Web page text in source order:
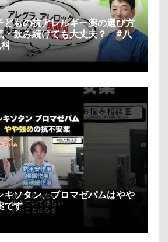
どもの抗アレルギー薬の選び方
・飲み続けても大丈夫？ #八
キソタン、ブロマゼパムはやや
です